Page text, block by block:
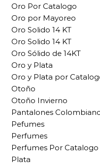
Oro Por Catalogo
Oro por Mayoreo
Oro Solido 14 KT
Oro Solido 14 KT
Oro Sólido de 14KT
Oro y Plata
Oro y Plata por
Otoño
Otoño Invierno
Pantalones
Pefumes
Perfumes
Perfumes Por Catalogo
Plata